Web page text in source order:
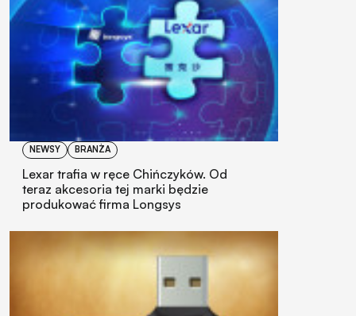
NEWSY BRANŻA
Lexar trafia w ręce Chińczyków. Od
teraz akcesoria tej marki będzie
produkować firma Longsys